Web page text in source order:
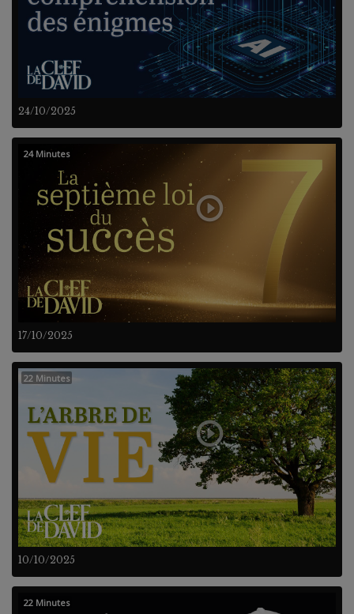
24/10/2025
17/10/2025
24 Minutes
10/10/2025
22 Minutes
22 Minutes